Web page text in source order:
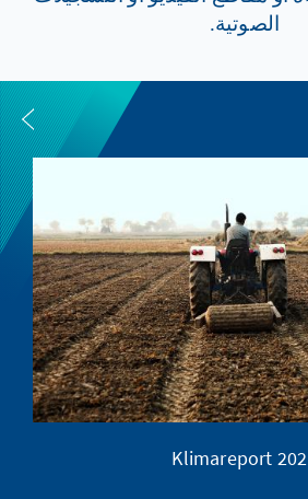
الصوتية.
Klimareport